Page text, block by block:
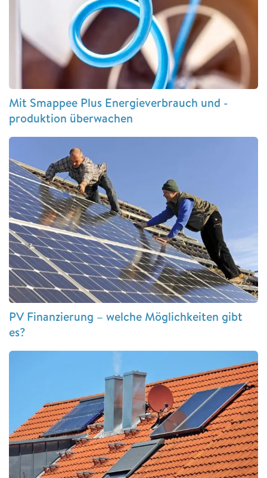
Mit Smappee Plus Energieverbrauch und -
produktion überwachen
PV Finanzierung – welche Möglichkeiten gibt
es?